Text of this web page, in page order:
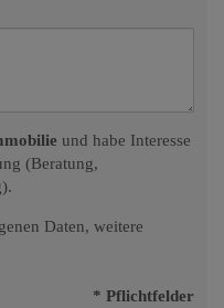
und habe Interesse
(Beratung,
Daten, weitere
* Pflichtfelder